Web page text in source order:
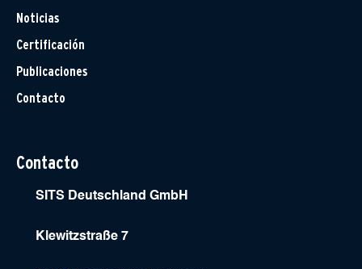
Noticias
Certificación
Publicaciones
Contacto
Contacto
SITS Deutschland GmbH
Klewitzstraße 7